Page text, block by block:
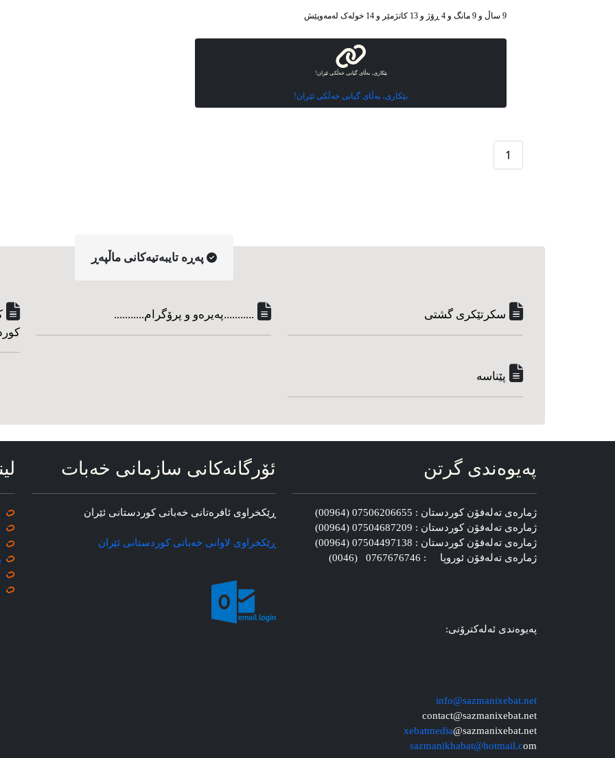
9 ساڵ و 9 مانگ و 4 ڕۆژ و 13 کاتژمێر و 14 خوله‌ک له‌مه‌وپێش‌
بێکاری، بەڵای گیانی خەڵکی ئێران!
بێکاری، بەڵای گیانی خەڵکی ئێران!
1
په‌ڕه‌ تایبه‌تیه‌کانی ماڵپه‌ڕ
سکرتێکری گشتی ...........په‌یره‌و و پرۆگرام...........
پێناسه‌
په‌یوه‌ندی گرتن
ژماره‌ی ته‌له‌فۆن کوردستان : 07506206655 (00964)
ژماره‌ی ته‌له‌فۆن کوردستان : 07504687209 (00964)
ژماره‌ی ته‌له‌فۆن کوردستان : 07504497138 (00964)
ژماره‌ی ته‌له‌فۆن ئوروپا : 0767676746 (0046)
په‌یوه‌ندی ئه‌له‌کترۆنی:
info@sazmanixebat.net
contact@sazmanixebat.net
xebatmedia@sazmanixebat.net
sazmanikhabat@hotmail.com
ئۆرگانه‌کانی سازمانی خه‌بات
ڕێکخراوی ئافره‌تانی خه‌باتی کوردستانی ئێران
ڕێکخراوی لاوانی خه‌باتی کوردستانی ئێران